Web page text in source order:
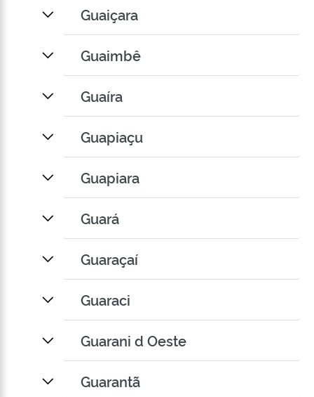
Guaiçara
Guaimbê
Guaíra
Guapiaçu
Guapiara
Guará
Guaraçaí
Guaraci
Guarani d Oeste
Guarantã